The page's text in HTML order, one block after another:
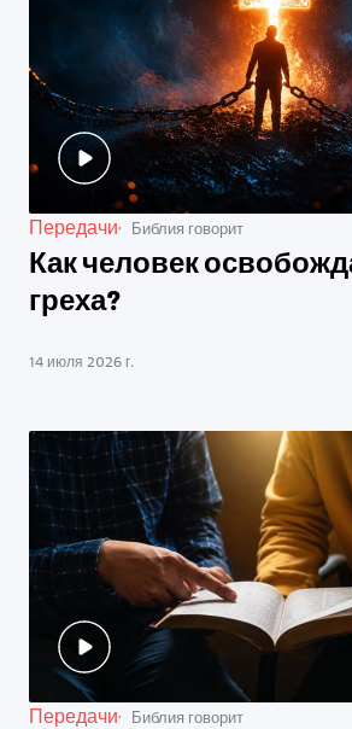
Передачи Библия говорит
Как человек
греха?
14 июля 2026 г.
Передачи Библия говорит